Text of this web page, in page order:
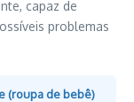
capaz de
problemas
(roupa de bebê)